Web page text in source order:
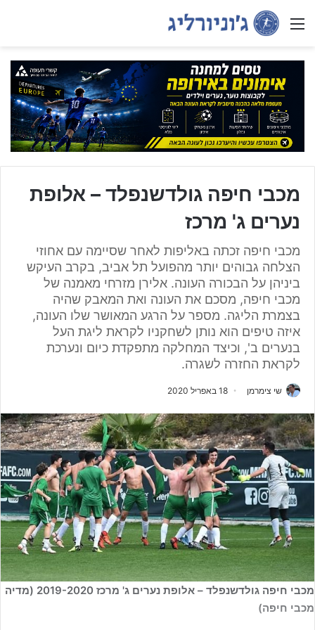
Menu
מכבי חיפה גולדשנפלד – אלופת
נערים ג' מרכז
מכבי חיפה זכתה באליפות לאחר שסיימה עם אחוזי
הצלחה גבוהים יותר מהפועל תל אביב, בקרב העיקש
ביניהן על הבכורה העונה. אלירן מזרחי מאמנה של
מכבי חיפה, מסכם את העונה ואת המאבק שהיה
בצמרת הליגה. מספר על הרגע המאושר שלו העונה,
איזה טיפים הוא נותן לשחקניו לקראת ליגת העל
בנערים ב', וכיצד המחלקה מתפקדת כיום ונערכת
לקראת החזרה לשגרה.
שי צימרמן 18 באפריל 2020
מכבי חיפה גולדשנפלד – אלופת נערים ג' מרכז 2019-2020 (מדיה
מכבי חיפה)